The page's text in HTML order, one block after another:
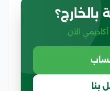
بالخارج؟
الآن
بنا